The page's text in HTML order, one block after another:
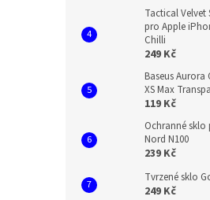
Tactical
pro Apple
Chilli
249 Kč
Baseus Aurora
XS Max
119 Kč
Ochranné sklo
Nord N100
239 Kč
Tvrzené sklo
249 Kč